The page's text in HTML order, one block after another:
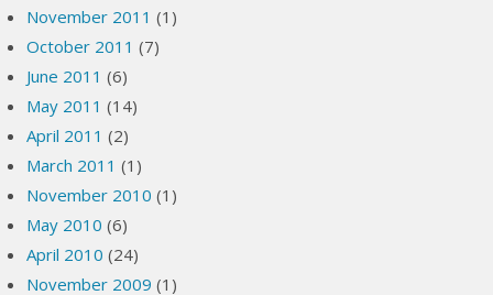
November 2011 (1)
October 2011 (7)
June 2011 (6)
May 2011 (14)
April 2011 (2)
March 2011 (1)
November 2010 (1)
May 2010 (6)
April 2010 (24)
November 2009 (1)